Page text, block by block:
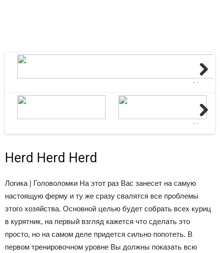
Next
Next
Herd Herd Herd
Логика | Головоломки На этот раз Вас занесет на самую
настоящую ферму и ту же сразу свалятся все проблемы
этого хозяйства. Основной целью будет собрать всех куриц
в курятник, на первый взгляд кажется что сделать это
просто, но на самом деле придется сильно попотеть. В
первом тренировочном уровне Вы должны показать всю